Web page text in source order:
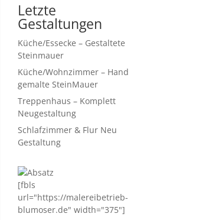
Letzte
Gestaltungen
Küche/Essecke – Gestaltete
Steinmauer
Küche/Wohnzimmer – Hand
gemalte SteinMauer
Treppenhaus – Komplett
Neugestaltung
Schlafzimmer & Flur Neu
Gestaltung
[fbls
url="https://malereibetrieb-
blumoser.de" width="375"]